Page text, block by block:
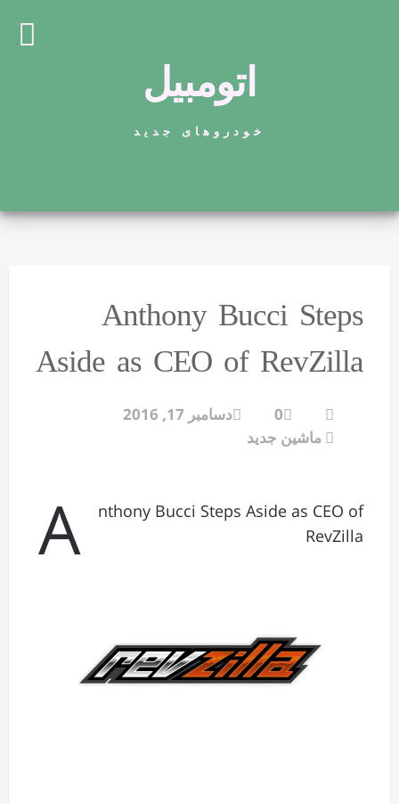
اتومبیل
خودروهای جدید
Anthony Bucci Steps
Aside as CEO of RevZilla
0
دسامبر 17, 2016
ماشین جدید
A
nthony Bucci Steps Aside as CEO of
RevZilla